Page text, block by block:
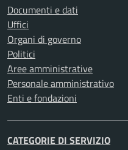
Documenti e dati
Uffici
Organi di governo
Politici
Aree amministrative
Personale amministrativo
Enti e fondazioni
CATEGORIE DI SERVIZIO